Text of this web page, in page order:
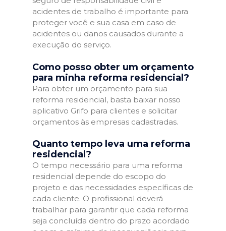
acidentes de trabalho é importante para
proteger você e sua casa em caso de
acidentes ou danos causados durante a
execução do serviço.
Como posso obter um orçamento
para minha reforma residencial?
Para obter um orçamento para sua
reforma residencial, basta baixar nosso
aplicativo Grifo para clientes e solicitar
orçamentos às empresas cadastradas.
Quanto tempo leva uma reforma
residencial?
O tempo necessário para uma reforma
residencial depende do escopo do
projeto e das necessidades específicas de
cada cliente. O profissional deverá
trabalhar para garantir que cada reforma
seja concluída dentro do prazo acordado